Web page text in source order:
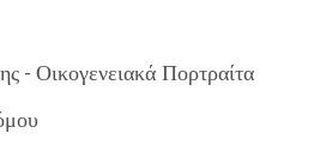
- Οικογενειακά Πορτραίτα